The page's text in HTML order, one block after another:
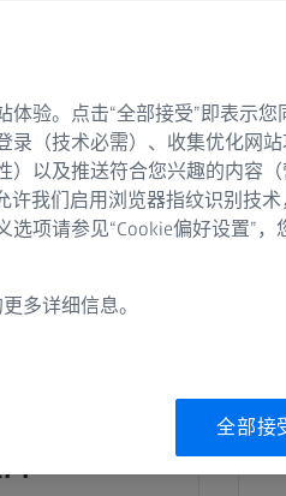
验。点击“全部接受”即表示您
录（技术必需）、收集优化网
）以及推送符合您兴趣的内容（
许我们启用浏览器指纹识别技术
项请参见“Cookie偏好设置”，
多详细信息。
全部接